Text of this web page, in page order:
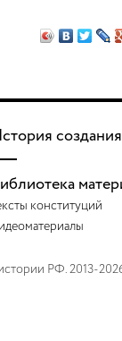
создания
конституций
РФ. 2013-